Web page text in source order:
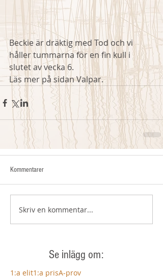
Beckie är dräktig med Tod och vi
håller tummarna för en fin kull i
slutet av vecka 6.
Läs mer på sidan Valpar.
Kommentarer
Skriv en kommentar...
Se inlägg om:
1:a elit1:a prisA-prov